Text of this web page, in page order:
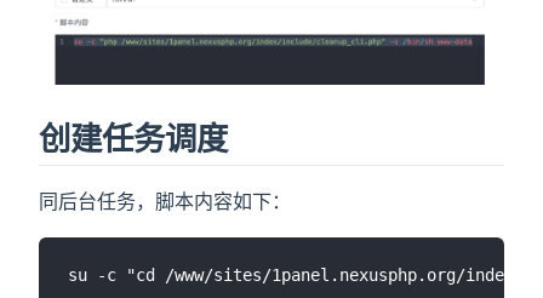
创建任务调度
同后台任务，脚本内容如下：